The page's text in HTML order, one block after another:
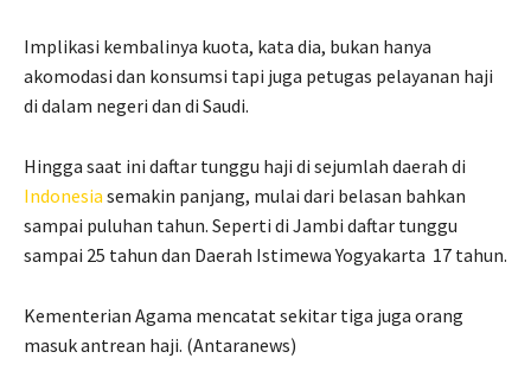
Implikasi kembalinya kuota, kata dia, bukan hanya
akomodasi dan konsumsi tapi juga petugas pelayanan haji
di dalam negeri dan di Saudi.
Hingga saat ini daftar tunggu haji di sejumlah daerah di
Indonesia semakin panjang, mulai dari belasan bahkan
sampai puluhan tahun. Seperti di Jambi daftar tunggu
sampai 25 tahun dan Daerah Istimewa Yogyakarta 17 tahun.
Kementerian Agama mencatat sekitar tiga juga orang
masuk antrean haji. (Antaranews)